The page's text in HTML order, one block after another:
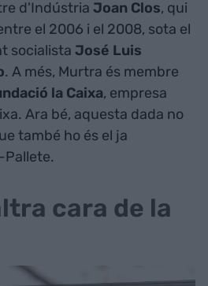
d'Indústria Joan Clos, qui
el 2006 i el 2008, sota el
socialista José Luis
. A més, Murtra és membre
la Caixa, empresa
Ara bé, aquesta dada no
també ho és el ja
cara de la